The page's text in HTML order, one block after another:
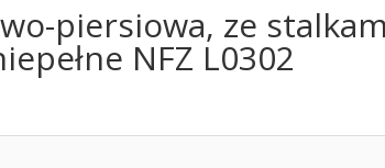
piersiowa, ze
NFZ L0302